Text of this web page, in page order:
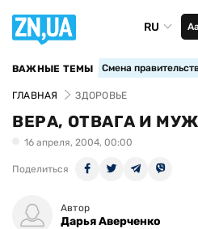
RU
ВАЖНЫЕ ТЕМЫ Смена
ГЛАВНАЯ ЗДОРОВЬЕ
ВЕРА, ОТВАГА И
16 апреля, 2004, 00:00
Поделиться
Автор
Дарья Аверченко